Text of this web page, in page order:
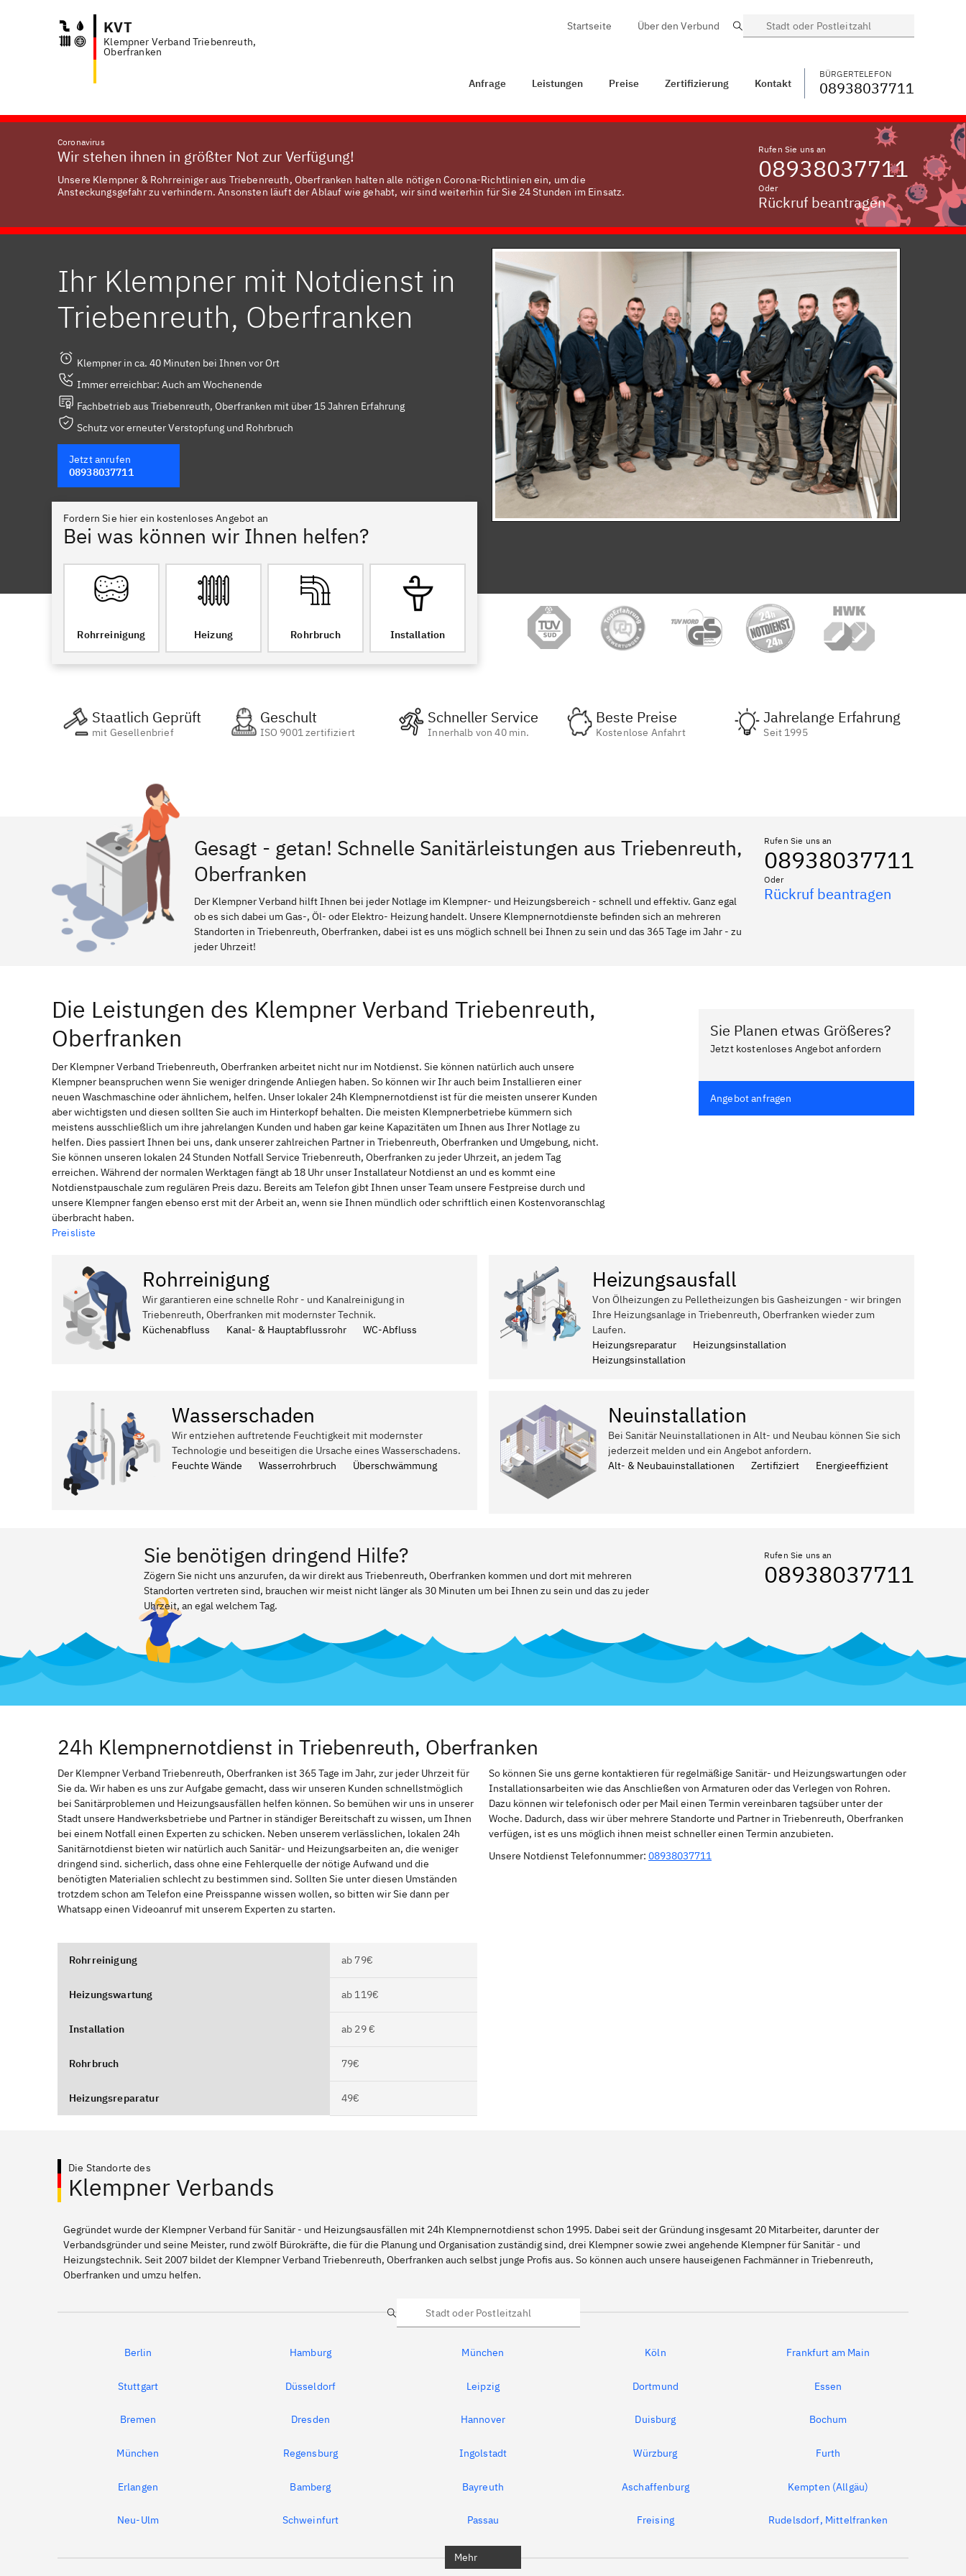
KVT
Klempner Verband Triebenreuth,
Oberfranken
BÜRGERTELEFON WECHSELN
Startseite Über den Verbund Suche
Anfrage Leistungen Preise Zertifizierung Kontakt
BÜRGERTELEFON
08938037711
Coronavirus
Wir stehen ihnen in größter Not zur Verfügung!
Unsere Klempner & Rohrreiniger aus Triebenreuth, Oberfranken halten alle nötigen Corona-Richtlinien ein, um die
Ansteckungsgefahr zu verhindern. Ansonsten läuft der Ablauf wie gehabt, wir sind weiterhin für Sie 24 Stunden im Einsatz.
Rufen Sie uns an
08938037711
Oder
Rückruf beantragen
Ihr Klempner mit Notdienst in
Triebenreuth, Oberfranken
Klempner in ca. 40 Minuten bei Ihnen vor Ort
Immer erreichbar: Auch am Wochenende
Fachbetrieb aus Triebenreuth, Oberfranken mit über 15 Jahren Erfahrung
Schutz vor erneuter Verstopfung und Rohrbruch
Jetzt anrufen
08938037711
Fordern Sie hier ein kostenloses Angebot an
Bei was können wir Ihnen helfen?
Rohrreinigung Heizung Rohrbruch Installation
Staatlich Geprüft
mit Gesellenbrief
Geschult
ISO 9001 zertifiziert
Schneller Service
Innerhalb von 40 min.
Beste Preise
Kostenlose Anfahrt
Jahrelange Erfahrung
Seit 1995
Gesagt - getan! Schnelle Sanitärleistungen aus Triebenreuth,
Oberfranken
Der Klempner Verband hilft Ihnen bei jeder Notlage im Klempner- und Heizungsbereich - schnell und effektiv. Ganz egal
ob es sich dabei um Gas-, Öl- oder Elektro- Heizung handelt. Unsere Klempnernotdienste befinden sich an mehreren
Standorten in Triebenreuth, Oberfranken, dabei ist es uns möglich schnell bei Ihnen zu sein und das 365 Tage im Jahr - zu
jeder Uhrzeit!
Rufen Sie uns an
08938037711
Oder
Rückruf beantragen
Die Leistungen des Klempner Verband Triebenreuth,
Oberfranken
Der Klempner Verband Triebenreuth, Oberfranken arbeitet nicht nur im Notdienst. Sie können natürlich auch unsere
Klempner beanspruchen wenn Sie weniger dringende Anliegen haben. So können wir Ihr auch beim Installieren einer
neuen Waschmaschine oder ähnlichem, helfen. Unser lokaler 24h Klempnernotdienst ist für die meisten unserer Kunden
aber wichtigsten und diesen sollten Sie auch im Hinterkopf behalten. Die meisten Klempnerbetriebe kümmern sich
meistens ausschließlich um ihre jahrelangen Kunden und haben gar keine Kapazitäten um Ihnen aus Ihrer Notlage zu
helfen. Dies passiert Ihnen bei uns, dank unserer zahlreichen Partner in Triebenreuth, Oberfranken und Umgebung, nicht.
Sie können unseren lokalen 24 Stunden Notfall Service Triebenreuth, Oberfranken zu jeder Uhrzeit, an jedem Tag
erreichen. Während der normalen Werktagen fängt ab 18 Uhr unser Installateur Notdienst an und es kommt eine
Notdienstpauschale zum regulären Preis dazu. Bereits am Telefon gibt Ihnen unser Team unsere Festpreise durch und
unsere Klempner fangen ebenso erst mit der Arbeit an, wenn sie Ihnen mündlich oder schriftlich einen Kostenvoranschlag
überbracht haben.
Preisliste
Sie Planen etwas Größeres?
Jetzt kostenloses Angebot anfordern
Angebot anfragen
Rohrreinigung
Wir garantieren eine schnelle Rohr - und Kanalreinigung in
Triebenreuth, Oberfranken mit modernster Technik.
Küchenabfluss
Kanal- & Hauptabflussrohr WC-Abfluss
Heizungsausfall
Von Ölheizungen zu Pelletheizungen bis Gasheizungen - wir bringen
Ihre Heizungsanlage in Triebenreuth, Oberfranken wieder zum
Laufen.
Heizungsreparatur
Heizungsinstallation
Heizungsinstallation
Wasserschaden
Wir entziehen auftretende Feuchtigkeit mit modernster
Technologie und beseitigen die Ursache eines Wasserschadens.
Feuchte Wände
Wasserrohrbruch Überschwämmung
Neuinstallation
Bei Sanitär Neuinstallationen in Alt- und Neubau können Sie sich
jederzeit melden und ein Angebot anfordern.
Alt- & Neubauinstallationen
Zertifiziert Energieeffizient
Sie benötigen dringend Hilfe?
Zögern Sie nicht uns anzurufen, da wir direkt aus Triebenreuth, Oberfranken kommen und dort mit mehreren
Standorten vertreten sind, brauchen wir meist nicht länger als 30 Minuten um bei Ihnen zu sein und das zu jeder
Uhrzeit, an egal welchem Tag.
Rufen Sie uns an
08938037711
24h Klempnernotdienst in Triebenreuth, Oberfranken
Der Klempner Verband Triebenreuth, Oberfranken ist 365 Tage im Jahr, zur jeder Uhrzeit für
Sie da. Wir haben es uns zur Aufgabe gemacht, dass wir unseren Kunden schnellstmöglich
bei Sanitärproblemen und Heizungsausfällen helfen können. So bemühen wir uns in unserer
Stadt unsere Handwerksbetriebe und Partner in ständiger Bereitschaft zu wissen, um Ihnen
bei einem Notfall einen Experten zu schicken. Neben unserem verlässlichen, lokalen 24h
Sanitärnotdienst bieten wir natürlich auch Sanitär- und Heizungsarbeiten an, die weniger
dringend sind. sicherlich, dass ohne eine Fehlerquelle der nötige Aufwand und die
benötigten Materialien schlecht zu bestimmen sind. Sollten Sie unter diesen Umständen
trotzdem schon am Telefon eine Preisspanne wissen wollen, so bitten wir Sie dann per
Whatsapp einen Videoanruf mit unserem Experten zu starten.
So können Sie uns gerne kontaktieren für regelmäßige Sanitär- und Heizungswartungen oder
Installationsarbeiten wie das Anschließen von Armaturen oder das Verlegen von Rohren.
Dazu können wir telefonisch oder per Mail einen Termin vereinbaren tagsüber unter der
Woche. Dadurch, dass wir über mehrere Standorte und Partner in Triebenreuth, Oberfranken
verfügen, ist es uns möglich ihnen meist schneller einen Termin anzubieten.
Unsere Notdienst Telefonnummer: 08938037711
Rohrreinigung ab 79€
Heizungswartung ab 119€
Installation ab 29 €
Rohrbruch 79€
Heizungsreparatur 49€
Die Standorte des
Klempner Verbands
Gegründet wurde der Klempner Verband für Sanitär - und Heizungsausfällen mit 24h Klempnernotdienst schon 1995. Dabei seit der Gründung insgesamt 20 Mitarbeiter, darunter der
Verbandsgründer und seine Meister, rund zwölf Bürokräfte, die für die Planung und Organisation zuständig sind, drei Klempner sowie zwei angehende Klempner für Sanitär - und
Heizungstechnik. Seit 2007 bildet der Klempner Verband Triebenreuth, Oberfranken auch selbst junge Profis aus. So können auch unsere hauseigenen Fachmänner in Triebenreuth,
Oberfranken und umzu helfen.
Suche
Berlin Hamburg München Köln Frankfurt am Main
Stuttgart Düsseldorf Leipzig Dortmund Essen
Bremen Dresden Hannover Duisburg Bochum
München Regensburg Ingolstadt Würzburg Furth
Erlangen Bamberg Bayreuth Aschaffenburg Kempten (Allgäu)
Neu-Ulm Schweinfurt Passau Freising Rudelsdorf, Mittelfranken
Mehr